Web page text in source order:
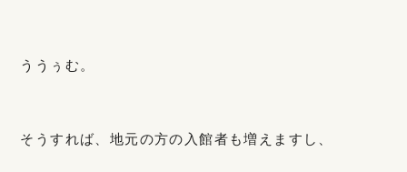
ううぅむ。
そうすれば、地元の方の入館者も増えますし、